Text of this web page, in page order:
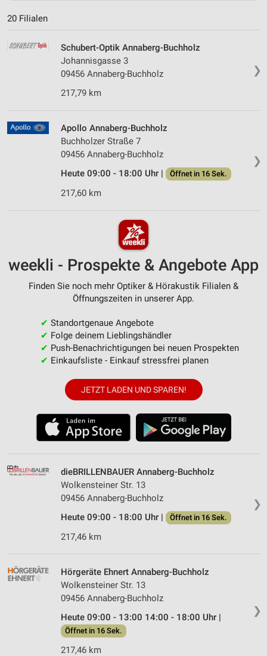
20 Filialen
❯
Schubert-Optik Annaberg-Buchholz
Johannisgasse 3
09456 Annaberg-Buchholz
217,79 km
❯
Apollo Annaberg-Buchholz
Buchholzer Straße 7
09456 Annaberg-Buchholz
Heute 09:00 - 18:00 Uhr |
Öffnet in 16 Sek.
217,60 km
weekli - Prospekte & Angebote App
Finden Sie noch mehr Optiker & Hörakustik Filialen &
Öffnungszeiten in unserer App.
✔ Standortgenaue Angebote
✔ Folge deinem Lieblingshändler
✔ Push-Benachrichtigungen bei neuen Prospekten
✔ Einkaufsliste - Einkauf stressfrei planen
JETZT LADEN UND SPAREN!
❯
dieBRILLENBAUER Annaberg-Buchholz
Wolkensteiner Str. 13
09456 Annaberg-Buchholz
Heute 09:00 - 18:00 Uhr |
Öffnet in 16 Sek.
217,46 km
❯
Hörgeräte Ehnert Annaberg-Buchholz
Wolkensteiner Str. 13
09456 Annaberg-Buchholz
Heute 09:00 - 13:00 14:00 - 18:00 Uhr |
Öffnet in 16 Sek.
217,46 km